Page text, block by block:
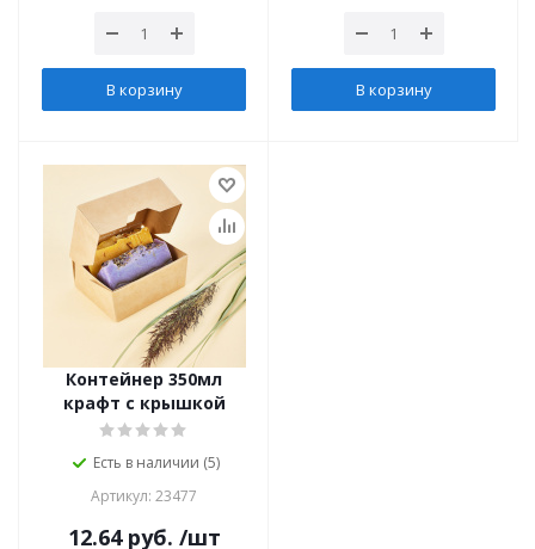
В корзину В корзину
Контейнер 350мл
крафт с крышкой
Есть в наличии (5)
Артикул: 23477
12.64руб. /шт